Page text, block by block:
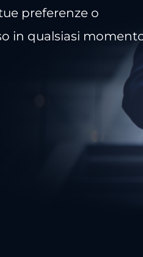
preferenze o
in qualsiasi